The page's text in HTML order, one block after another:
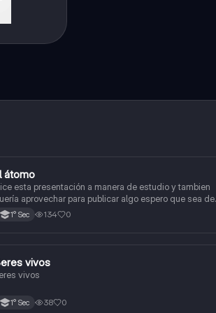
Ciencia y Tecnología
átomo
esta presentación a manera de estudio y tambien
aprovechar para publicar algo espero que sea de
su agrado , habla del átomo y lo básico sobre el, solo eso
bye
1° Sec 134 0
Ciencia y Tecnología
vivos
vivos
1° Sec 38 0